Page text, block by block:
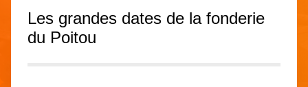
Les grandes dates de la fonderie
du Poitou